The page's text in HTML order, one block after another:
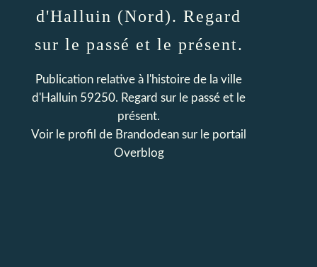
d'Halluin (Nord). Regard
sur le passé et le présent.
Publication relative à l'histoire de la ville
d'Halluin 59250. Regard sur le passé et le
présent.
Voir le profil de Brandodean sur le portail
Overblog